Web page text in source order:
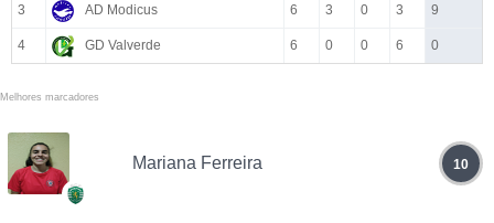
3 AD Modicus 6 3 0 3 9
4 GD Valverde 6 0 0 6 0
Melhores marcadores
Mariana Ferreira 10